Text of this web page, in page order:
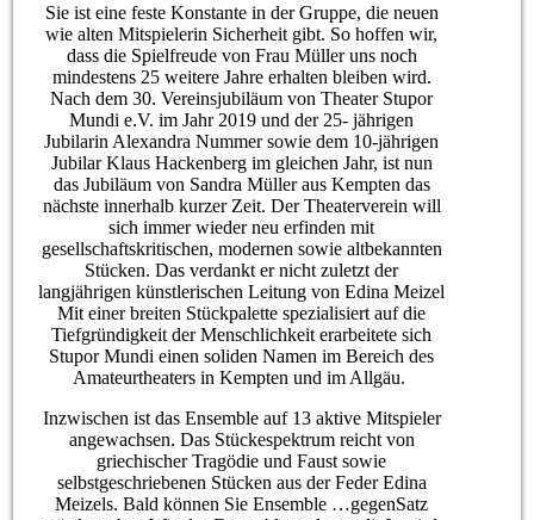
Sie ist eine feste Konstante in der Gruppe, die neuen
wie alten Mitspielerin Sicherheit gibt. So hoffen wir,
dass die Spielfreude von Frau Müller uns noch
mindestens 25 weitere Jahre erhalten bleiben wird.
Nach dem 30. Vereinsjubiläum von Theater Stupor
Mundi e.V. im Jahr 2019 und der 25- jährigen
Jubilarin Alexandra Nummer sowie dem 10-jährigen
Jubilar Klaus Hackenberg im gleichen Jahr, ist nun
das Jubiläum von Sandra Müller aus Kempten das
nächste innerhalb kurzer Zeit. Der Theaterverein will
sich immer wieder neu erfinden mit
gesellschaftskritischen, modernen sowie altbekannten
Stücken. Das verdankt er nicht zuletzt der
langjährigen künstlerischen Leitung von Edina Meizel
Mit einer breiten Stückpalette spezialisiert auf die
Tiefgründigkeit der Menschlichkeit erarbeitete sich
Stupor Mundi einen soliden Namen im Bereich des
Amateurtheaters in Kempten und im Allgäu.
Inzwischen ist das Ensemble auf 13 aktive Mitspieler
angewachsen. Das Stückespektrum reicht von
griechischer Tragödie und Faust sowie
selbstgeschriebenen Stücken aus der Feder Edina
Meizels. Bald können Sie Ensemble …gegenSatz